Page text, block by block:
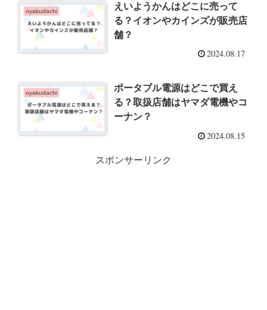
oyakudachi
えいようかんはどこに売って
る？イオンやカインズが販売店
舗？
2024.08.17
oyakudachi
ポータブル電源はどこで買え
る？取扱店舗はヤマダ電機やコ
ーナン？
2024.08.15
スポンサーリンク